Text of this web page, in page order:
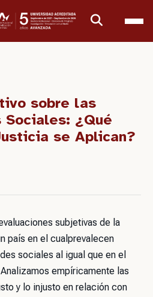
sobre las
¿Qué
se Aplican?
subjetivas de la
país en el cualprevalecen
sociales al igual que en el
empíricamente las
y lo injusto en relación con